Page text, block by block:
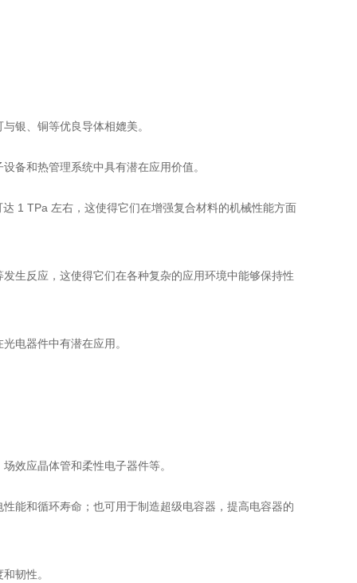
银、铜等优良导体相媲美。
备和热管理系统中具有潜在应用价值。
1 TPa 左右，这使得它们在增强复合材料的机械性能方面
生反应，这使得它们在各种复杂的应用环境中能够保持性
电器件中有潜在应用。
效应晶体管和柔性电子器件等。
能和循环寿命；也可用于制造超级电容器，提高电容器的
韧性。